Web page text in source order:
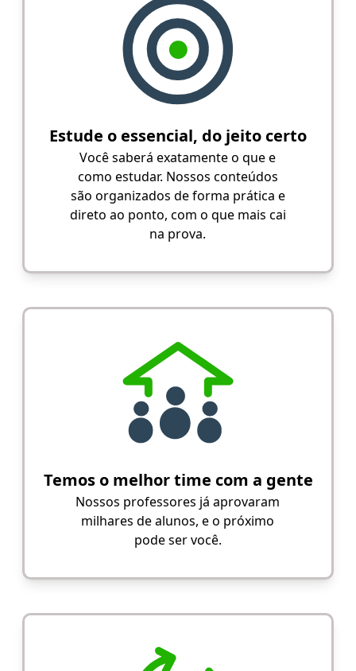
Estude o essencial, do jeito certo
Você saberá exatamente o que e
como estudar. Nossos conteúdos
são organizados de forma prática e
direto ao ponto, com o que mais cai
na prova.
Temos o melhor time com a gente
Nossos professores já aprovaram
milhares de alunos, e o próximo
pode ser você.